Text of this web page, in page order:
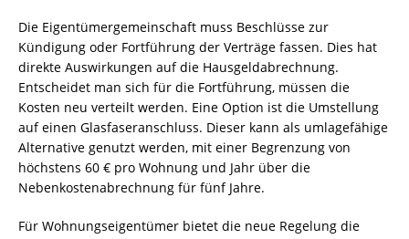
Die Eigentümergemeinschaft muss Beschlüsse zur
Kündigung oder Fortführung der Verträge fassen. Dies hat
direkte Auswirkungen auf die Hausgeldabrechnung.
Entscheidet man sich für die Fortführung, müssen die
Kosten neu verteilt werden. Eine Option ist die Umstellung
auf einen Glasfaseranschluss. Dieser kann als umlagefähige
Alternative genutzt werden, mit einer Begrenzung von
höchstens 60 € pro Wohnung und Jahr über die
Nebenkostenabrechnung für fünf Jahre.
Für Wohnungseigentümer bietet die neue Regelung die